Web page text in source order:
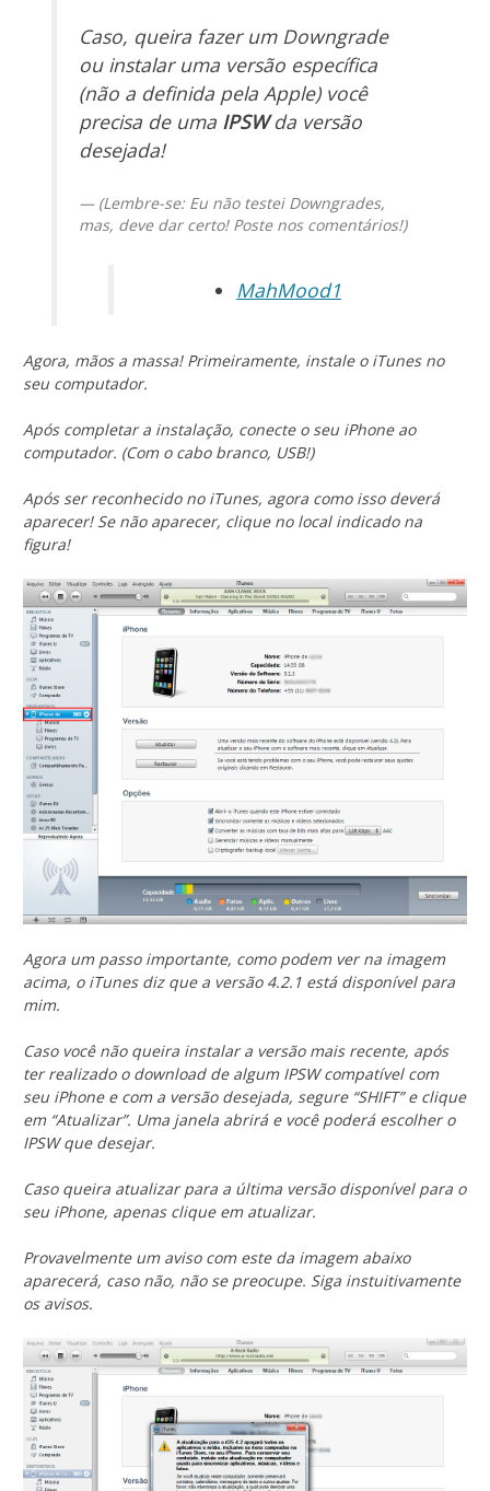
Caso, queira fazer um Downgrade
ou instalar uma versão específica
(não a definida pela Apple) você
precisa de uma IPSWda versão
desejada!
(Lembre-se: Eu não testei Downgrades,
mas, deve dar certo! Poste nos comentários!)
MahMood1
Agora, mãos a massa! Primeiramente, instale o iTunes no
seu computador.
Após completar a instalação, conecte o seu iPhone ao
computador. (Com o cabo branco, USB!)
Após ser reconhecido no iTunes, agora como isso deverá
aparecer! Se não aparecer, clique no local indicado na
figura!
Agora um passo importante, como podem ver na imagem
acima, o iTunes diz que a versão 4.2.1 está disponível para
mim.
Caso você não queira instalar a versão mais recente, após
ter realizado o download de algum IPSW compatível com
seu iPhone e com a versão desejada, segure “SHIFT” e clique
em “Atualizar”. Uma janela abrirá e você poderá escolher o
IPSW que desejar.
Caso queira atualizar para a última versão disponível para o
seu iPhone, apenas clique em atualizar.
Provavelmente um aviso com este da imagem abaixo
aparecerá, caso não, não se preocupe. Siga instuitivamente
os avisos.